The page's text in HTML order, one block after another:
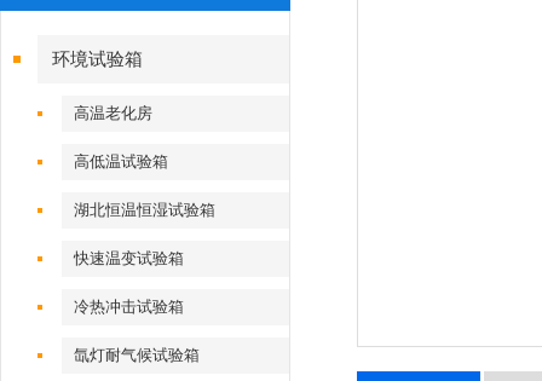
环境试验箱
高温老化房
高低温试验箱
湖北恒温恒湿试验箱
快速温变试验箱
冷热冲击试验箱
氙灯耐气候试验箱